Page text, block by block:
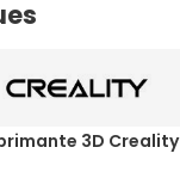
3D Creality